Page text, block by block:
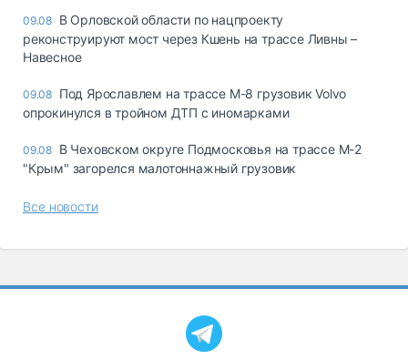
09.08 В Орловской области по нацпроекту
реконструируют мост через Кшень на трассе Ливны –
Навесное
09.08 Под Ярославлем на трассе М-8 грузовик Volvo
опрокинулся в тройном ДТП с иномарками
09.08 В Чеховском округе Подмосковья на трассе М-2
"Крым" загорелся малотоннажный грузовик
Все новости